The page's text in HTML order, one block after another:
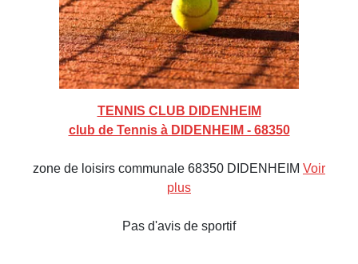
TENNIS CLUB DIDENHEIM
club de Tennis à DIDENHEIM - 68350
zone de loisirs communale 68350 DIDENHEIM Voir
plus
Pas d'avis de sportif